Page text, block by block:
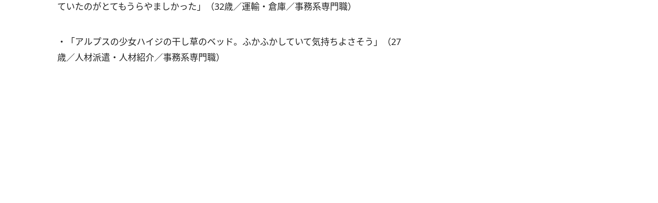
ていたのがとてもうらやましかった」（32歳／運輸・倉庫／事務系専門職）
・「アルプスの少女ハイジの干し草のベッド。ふかふかしていて気持ちよさそう」（27
歳／人材派遣・人材紹介／事務系専門職）